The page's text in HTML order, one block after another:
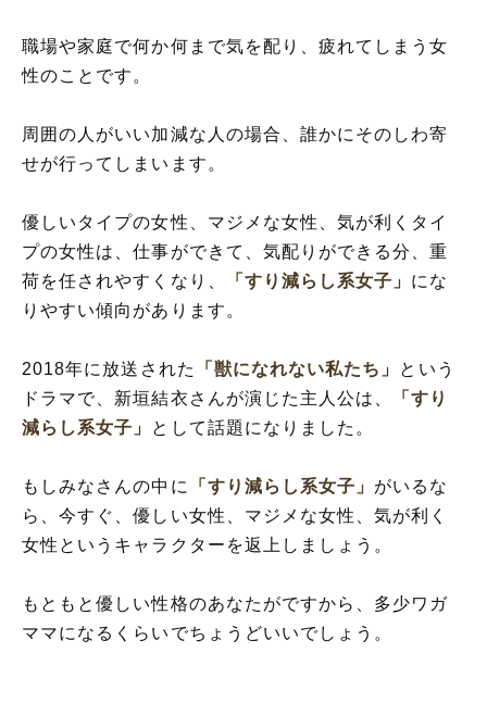
職場や家庭で何か何まで気を配り、疲れてしまう女
性のことです。
周囲の人がいい加減な人の場合、誰かにそのしわ寄
せが行ってしまいます。
優しいタイプの女性、マジメな女性、気が利くタイ
プの女性は、仕事ができて、気配りができる分、重
荷を任されやすくなり、
「すり減らし系女子」 にな
りやすい傾向があります。
2018年に放送された 「獣になれない私たち」 という
ドラマで、新垣結衣さんが演じた主人公は、
「すり
減らし系女子」 として話題になりました。
もしみなさんの中に 「すり減らし系女子」 がいるな
ら、今すぐ、優しい女性、マジメな女性、気が利く
女性というキャラクターを返上しましょう。
もともと優しい性格のあなたがですから、多少ワガ
ママになるくらいでちょうどいいでしょう。